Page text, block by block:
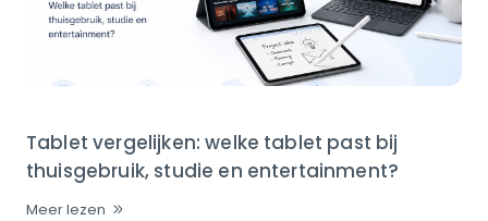
Tablet vergelijken: welke tablet past bij
thuisgebruik, studie en entertainment?
Meer lezen